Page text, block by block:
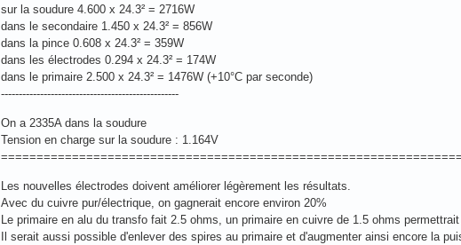
sur la soudure 4.600 x 24.3² = 2716W
dans le secondaire 1.450 x 24.3² = 856W
dans la pince 0.608 x 24.3² = 359W
dans les électrodes 0.294 x 24.3² = 174W
dans le primaire 2.500 x 24.3² = 1476W (+10°C par seconde)
--------------------------------------------------
On a 2335A dans la soudure
Tension en charge sur la soudure : 1.164V
Les nouvelles électrodes doivent améliorer légèrement les résultats.
Avec du cuivre pur/électrique, on gagnerait encore environ 20%
Le primaire en alu du transfo fait 2.5 ohms, un primaire en cuivre de 1.5 ohms
Il serait aussi possible d'enlever des spires au primaire et d'augmenter ainsi encore la